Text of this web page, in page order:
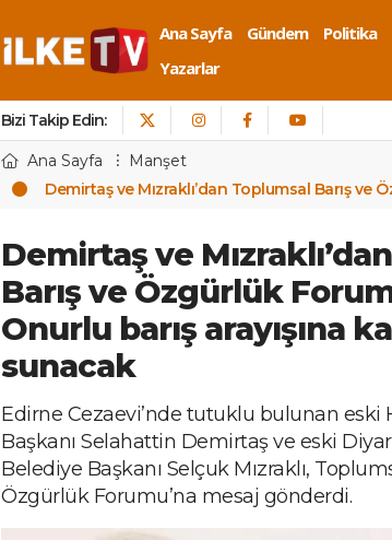
Ana Sayfa Gündem Politika
Yazarlar
Bizi Takip Edin:
Ana Sayfa
Manşet
Demirtaş ve Mızraklı’dan Toplumsal Barış ve
Demirtaş ve
Barış ve Özgürlük
Onurlu barış arayışına
sunacak
Edirne Cezaevi’nde tutuklu bulunan eski
Başkanı Selahattin Demirtaş ve eski
Belediye Başkanı Selçuk Mızraklı,
Özgürlük Forumu’na mesaj gönderdi.